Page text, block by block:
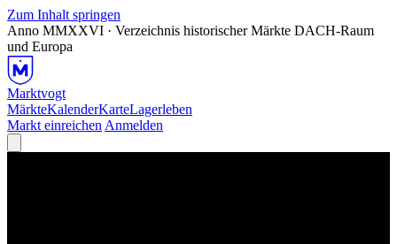
Zum Inhalt springen
Anno MMXXVI · Verzeichnis historischer Märkte DACH-Raum
und Europa
Marktvogt
MärkteKalenderKarteLagerleben
Markt einreichen Anmelden